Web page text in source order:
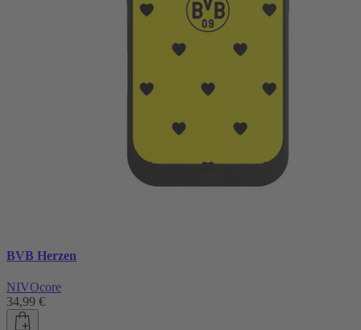
BVB Herzen
NIVOcore
34,99 €